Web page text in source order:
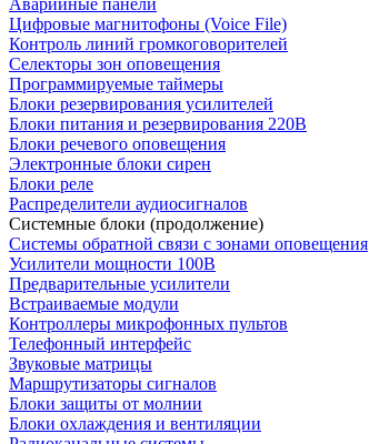
Аварийные панели
Цифровые магнитофоны (Voice File)
Контроль линий громкоговорителей
Селекторы зон оповещения
Программируемые таймеры
Блоки резервирования усилителей
Блоки питания и резервирования 220В
Блоки речевого оповещения
Электронные блоки сирен
Блоки реле
Распределители аудиосигналов
Системные блоки (продолжение)
Системы обратной связи с зонами оповещения
Усилители мощности 100В
Предварительные усилители
Встраиваемые модули
Контроллеры микрофонных пультов
Телефонный интерфейс
Звуковые матрицы
Маршрутизаторы сигналов
Блоки защиты от молнии
Блоки охлаждения и вентиляции